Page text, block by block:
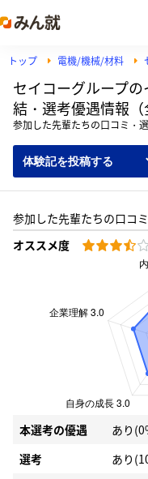
トップ 電機/機械/材料
セイコーグループ
結・選考優遇情報（
参加した先輩たちの口コミ・
体験記を投稿する
参加した先輩たちの口コ
オススメ度
本選考の優遇
あり
選考
あり